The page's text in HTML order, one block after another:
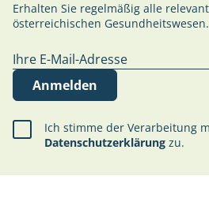
Erhalten Sie regelmäßig alle
österreichischen Gesundheitswesen.
Anmelden
Ich stimme der Verarbeitung
Datenschutzerklärung zu.